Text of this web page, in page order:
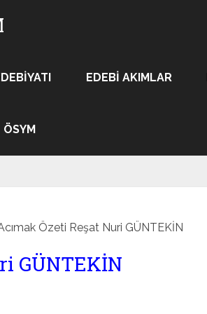
EDEBI AKIMLAR
ÖSYM
Özeti Reşat Nuri GÜNTEKİN
GÜNTEKİN